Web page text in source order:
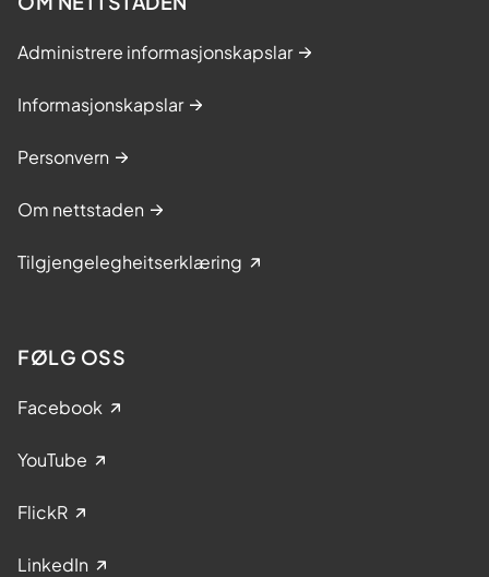
Administrere informasjonskapslar
Informasjonskapslar
Personvern
Om nettstaden
Tilgjengelegheitserklæring
FØLG OSS
Facebook
YouTube
FlickR
LinkedIn